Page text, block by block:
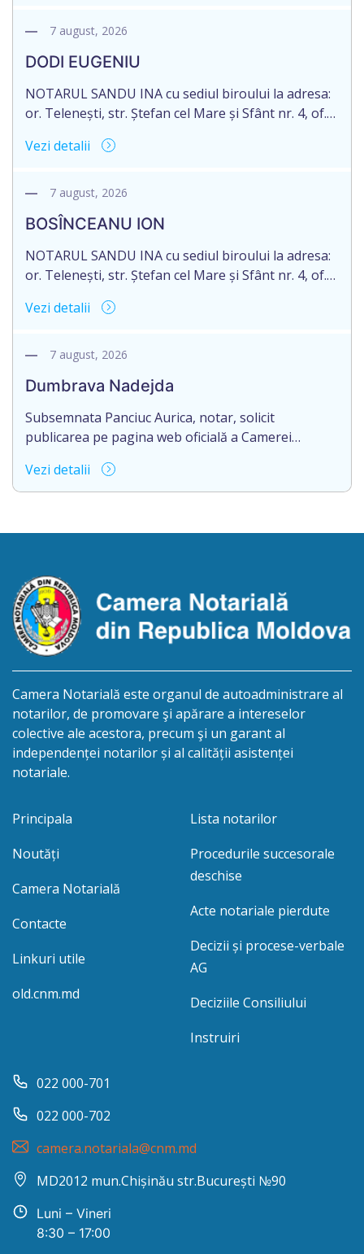
decedat/ă la 16 mai 2026. Eliberarea certificatului de
de 16.05.2027 termenul de opțiune pentru
acceptarea […]
7 august, 2026
DODI EUGENIU
NOTARUL SANDU INA cu sediul biroului la adresa:
or. Telenești, str. Ștefan cel Mare și Sfânt nr. 4, of.
succesorale în urma decesului cet. DODI EUGENIU,
2003035009604, decedat/ă la data de 12.01.2026
/doisprezece ianuarie anul două mii douăzeci și
șase/. Eliberarea certificatului de moștenitor este
[…]
Vezi detalii
7 august, 2026
BOSÎNCEANU ION
NOTARUL SANDU INA cu sediul biroului la adresa:
or. Telenești, str. Ștefan cel Mare și Sfânt nr. 4, of.
succesorale în urma decesului cet. BOSÎNCEANU
0991201351317, decedat/ă la data de 15.05.2021
Eliberarea certificatului de moștenitor este […]
Vezi detalii
7 august, 2026
Dumbrava Nadejda
Subsemnata Panciuc Aurica, notar, solicit
publicarea pe pagina web oficială a Camerei
deschiderea procedurii succesorale cu următorul
conținut: Informație privind deschiderea procedurii
biroului la adresa: R.Moldova, or.Sîngerei,
procedurii succesorale în urma decesului
cet.Dumbrava Nadejda, cetățeană moldoveană, a.n.
20 aprilie […]
Vezi detalii
Camera Notarială este organul de autoadministrare al
notarilor, de promovare şi apărare a intereselor
colective ale acestora, precum şi un garant al
independenței notarilor și al calității asistenței
notariale.
Principala
Noutăți
Camera Notarială
Contacte
Linkuri utile
old.cnm.md
Lista notarilor
Procedurile succesorale
deschise
Acte notariale pierdute
Decizii și procese-verbale
AG
Deciziile Consiliului
Instruiri
022 000-701
022 000-702
camera.notariala@cnm.md
MD2012 mun.Chișinău str.București №90
Luni – Vineri
8:30 – 17:00